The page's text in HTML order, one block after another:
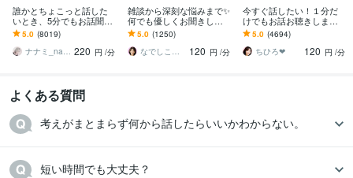
誰かとちょこっと話した
いとき、5分でもお話聞き
ます 疲れた～、でもカウ
ンセリングじゃない、な
んとなく雑談聞いて～
5.0 (8019)
ナナミ_nanami 220 円 /分
雑談から深刻な悩みまで✨
何でも優しくお聞きしま
す 恋愛・人間関係・仕
事・職場・家族✅どんな事
でも受け止めます❗
5.0 (1250)
なでしこママ ✿ 幸せ案内人
120 円 /分
今すぐ話したい！１分だ
けでもお話お聴きします
秘密でも、悩みでも、甘
えたいな～でも何でもOK
です♪
5.0 (4694)
ちひろ❤
120 円 /分
よくある質問
考えがまとまらず何から話したらいいかわからない。
短い時間でも大丈夫？